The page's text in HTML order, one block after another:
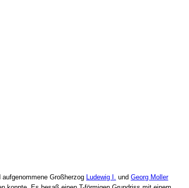
Großherzog Ludewig I. und Georg Moller